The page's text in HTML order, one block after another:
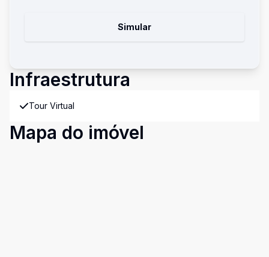
Simular
Infraestrutura
Tour Virtual
Mapa do imóvel